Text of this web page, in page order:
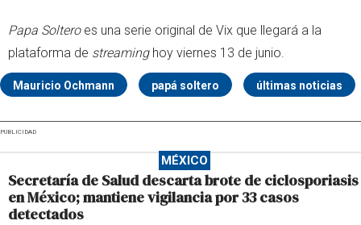
Papa Soltero es una serie original de Vix que llegará a la
plataforma de streaminghoy viernes 13 de junio.
Mauricio Ochmann papá soltero últimas noticias
PUBLICIDAD
MÉXICO
Secretaría de Salud descarta brote de ciclosporiasis
en México; mantiene vigilancia por 33 casos
detectados